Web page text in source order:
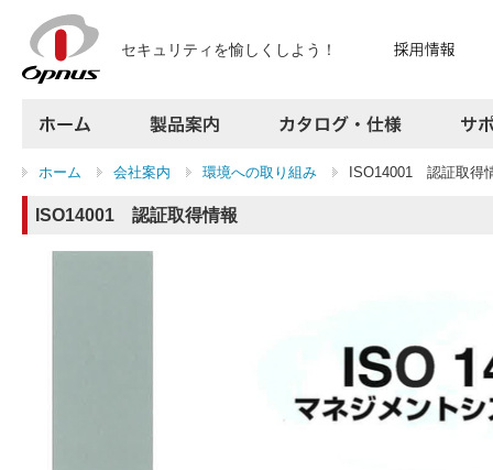
セキュリティを愉しくしよう！
製品案内
カタログ・仕様
よくある質問
お問い合わせ
ホーム 会社案内 環境への取り組み ISO14001 認証取得
ISO14001 認証取得情報